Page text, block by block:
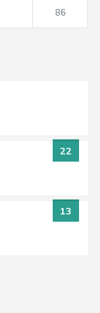
86
22
13